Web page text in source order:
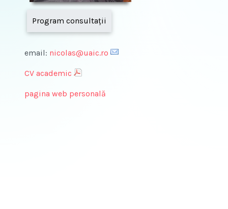
Program consultaţii
email: nicolas@uaic.ro
CV academic
pagina web personală